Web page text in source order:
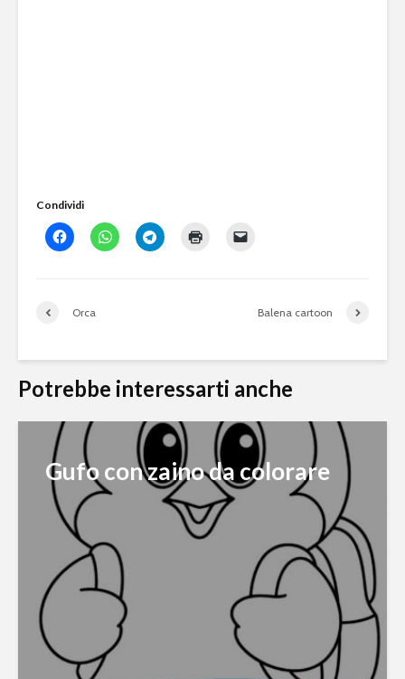
Condividi
Orca Balena cartoon
Potrebbe interessarti anche
Gufo con zaino da colorare